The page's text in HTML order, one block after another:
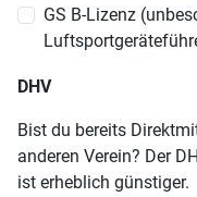
GS B-Lizenz
DHV
Bist du bereits
anderen Verein? Der
ist erheblich günstiger.